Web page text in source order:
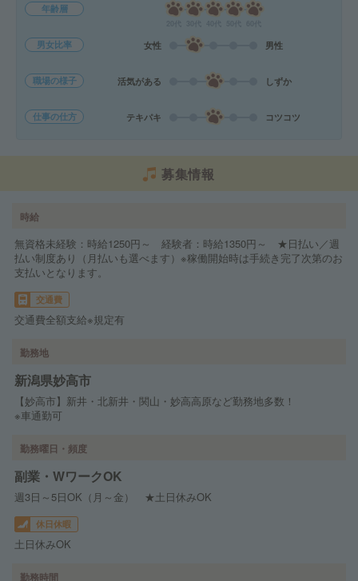
年齢層
男女比率 女性 男性
職場の様子 活気がある しずか
仕事の仕方 テキパキ コツコツ
募集情報
時給
無資格未経験：時給1250円～ 経験者：時給1350円～ ★日払い／週
払い制度あり（月払いも選べます）※稼働開始時は手続き完了次第のお
支払いとなります。
交通費
交通費全額支給※規定有
勤務地
新潟県妙高市
【妙高市】新井・北新井・関山・妙高高原など勤務地多数！
※車通勤可
勤務曜日・頻度
副業・WワークOK
週3日～5日OK（月～金） ★土日休みOK
休日休暇
土日休みOK
勤務時間